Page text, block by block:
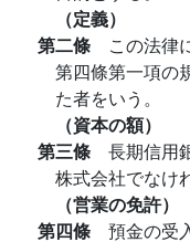
（定義）
第二條 この法律
第四條第一項の
た者をいう。
（資本の額）
第三條 長期信用
株式会社でなけ
（営業の免許）
第四條 預金の受